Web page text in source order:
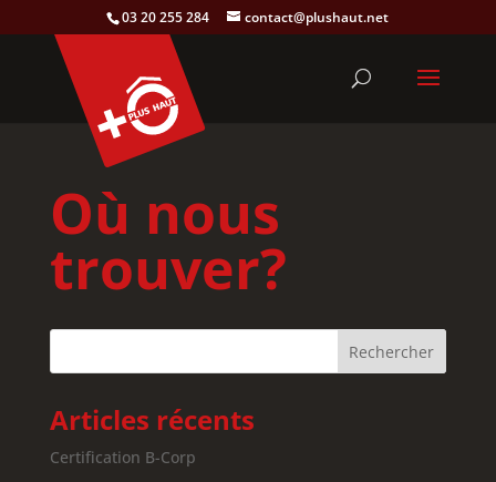
03 20 255 284 contact@plushaut.net
Où nous
trouver?
Articles récents
Certification B-Corp